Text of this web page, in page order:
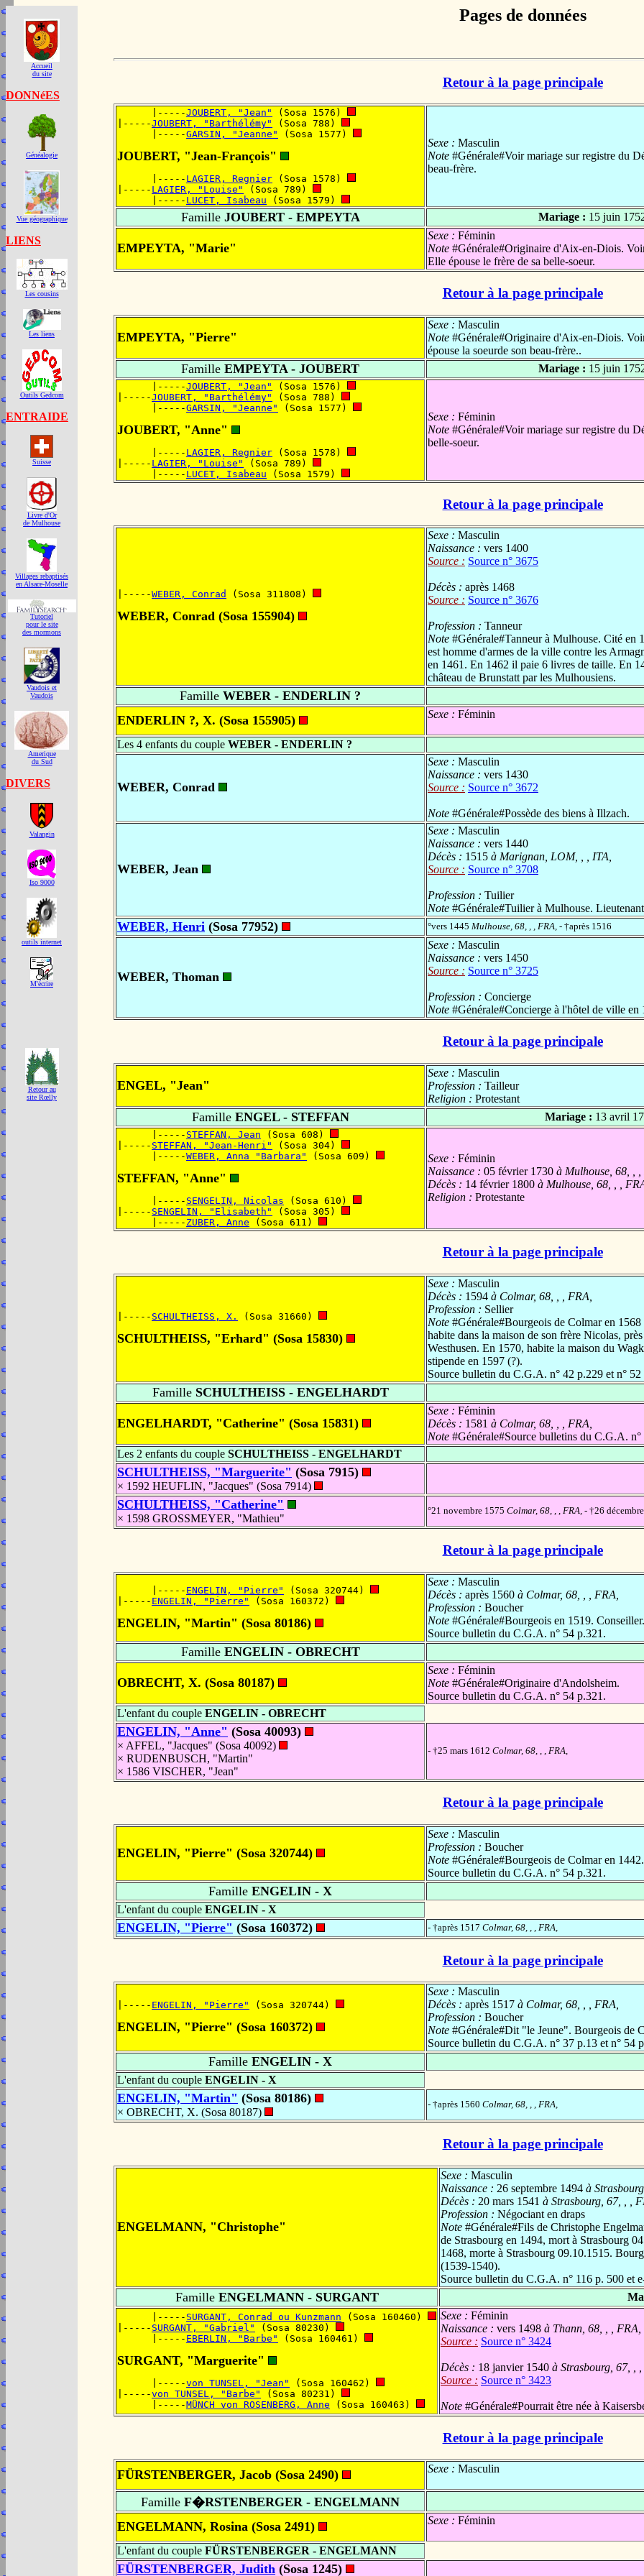
Accueil
du site
DONNéES
Généalogie
Vue géographique
LIENS
Les cousins
Les liens
Outils Gedcom
ENTRAIDE
Suisse
Livre d'Or
de Mulhouse
Villages rebaptisés
en Alsace-Moselle
Tutoriel
pour le site
des mormons
Vaudois et
Vaudois
Amerique
du Sud
DIVERS
Valangin
Iso 9000
outils internet
M'écrire
Retour au
site Rœlly
Pages de données
Retour à la page principale
      |-----
JOUBERT, "Jean"
(Sosa 1576)
|-----JOUBERT, "Barthélémy"
(Sosa 788)
      |-----
GARSIN, "Jeanne" (Sosa 1577)
JOUBERT, "Jean-François"
      |-----
LAGIER, Regnier (Sosa 1578)
|----- LAGIER, "Louise"
(Sosa 789)
      |-----
LUCET, Isabeau (Sosa 1579)
Sexe : Masculin
Note #Générale#Voir mariage sur registre du
beau-frère.
FamilleJOUBERT - EMPEYTA Mariage : 15 juin
EMPEYTA, "Marie"
Sexe : Féminin
Note #Générale#Originaire d'Aix-en-Diois.
Elle épouse le frère de sa belle-soeur.
Retour à la page principale
EMPEYTA, "Pierre"
Sexe : Masculin
Note #Générale#Originaire d'Aix-en-Diois.
épouse la soeurde son beau-frère..
Famille EMPEYTA - JOUBERT Mariage : 15 juin
      |-----
JOUBERT, "Jean"
(Sosa 1576)
|-----JOUBERT, "Barthélémy"
(Sosa 788)
      |-----
GARSIN, "Jeanne" (Sosa 1577)
JOUBERT, "Anne"
      |-----
LAGIER, Regnier (Sosa 1578)
|----- LAGIER, "Louise"
(Sosa 789)
      |-----
LUCET, Isabeau (Sosa 1579)
Sexe : Féminin
Note #Générale#Voir mariage sur registre du
belle-soeur.
Retour à la page principale
|-----WEBER, Conrad (Sosa 311808)
WEBER, Conrad (Sosa 155904)
Sexe : Masculin
Naissance : vers 1400
Source : Source n° 3675
Décès : après 1468
Source : Source n° 3676
Profession : Tanneur
Note #Générale#Tanneur à Mulhouse. Cité
est homme d'armes de la ville contre les
en 1461. En 1462 il paie 6 livres de taille. En
château de Brunstatt par les Mulhousiens.
Famille WEBER - ENDERLIN ?
ENDERLIN ?, X. (Sosa 155905)
Sexe : Féminin
Les 4 enfants du couple WEBER - ENDERLIN ?
WEBER, Conrad
Sexe : Masculin
Naissance : vers 1430
Source : Source n° 3672
Note #Générale#Possède des biens à Illzach.
WEBER, Jean
Sexe : Masculin
Naissance : vers 1440
Décès : 1515 à Marignan, LOM, , , ITA,
Source : Source n° 3708
Profession : Tuilier
Note #Générale#Tuilier à Mulhouse.
WEBER, Henri (Sosa 77952) °vers 1445 Mulhouse, 68, , , FRA, - †après 1516
WEBER, Thoman
Sexe : Masculin
Naissance : vers 1450
Source : Source n° 3725
Profession : Concierge
Note #Générale#Concierge à l'hôtel de ville en
Retour à la page principale
ENGEL, "Jean"
Sexe : Masculin
Profession : Tailleur
Religion : Protestant
FamilleENGEL - STEFFAN Mariage : 13 avril
      |-----
STEFFAN, Jean (Sosa 608)
|----- STEFFAN, "Jean-Henri"
(Sosa 304)
      |-----
WEBER, Anna "Barbara" (Sosa 609)
STEFFAN, "Anne"
      |-----
SENGELIN, Nicolas (Sosa 610)
|----- SENGELIN, "Elisabeth"
(Sosa 305)
      |-----
ZUBER, Anne (Sosa 611)
Sexe : Féminin
Naissance : 05 février 1730 à Mulhouse, 68, ,
Décès : 14 février 1800 à Mulhouse, 68, , ,
Religion : Protestante
Retour à la page principale
|----- SCHULTHEISS, X. (Sosa 31660)
SCHULTHEISS, "Erhard" (Sosa 15830)
Sexe : Masculin
Décès : 1594 à Colmar, 68, , , FRA,
Profession : Sellier
Note #Générale#Bourgeois de Colmar en
habite dans la maison de son frère Nicolas,
Westhusen. En 1570, habite la maison du
stipende en 1597 (?).
Source bulletin du C.G.A. n° 42 p.229 et n°
FamilleSCHULTHEISS - ENGELHARDT
ENGELHARDT, "Catherine" (Sosa 15831)
Sexe : Féminin
Décès : 1581 à Colmar, 68, , , FRA,
Note #Générale#Source bulletins du C.G.A.
Les 2 enfants du couple SCHULTHEISS - ENGELHARDT
SCHULTHEISS, "Marguerite" (Sosa 7915)
× 1592 HEUFLIN, "Jacques" (Sosa 7914)
SCHULTHEISS, "Catherine"
× 1598 GROSSMEYER, "Mathieu"
°21 novembre 1575 Colmar, 68, , , FRA, - †26
Retour à la page principale
      |-----
ENGELIN, "Pierre"
(Sosa 320744)
|----- ENGELIN, "Pierre" (Sosa 160372)
ENGELIN, "Martin" (Sosa 80186)
Sexe : Masculin
Décès : après 1560 à Colmar, 68, , , FRA,
Profession : Boucher
Note #Générale#Bourgeois en 1519. Conseiller.
Source bulletin du C.G.A. n° 54 p.321.
FamilleENGELIN - OBRECHT
OBRECHT, X. (Sosa 80187)
Sexe : Féminin
Note #Générale#Originaire d'Andolsheim.
Source bulletin du C.G.A. n° 54 p.321.
L'enfant du couple ENGELIN - OBRECHT
ENGELIN, "Anne" (Sosa 40093)
× AFFEL, "Jacques" (Sosa 40092)
× RUDENBUSCH, "Martin"
× 1586 VISCHER, "Jean"
- †25 mars 1612 Colmar, 68, , , FRA,
Retour à la page principale
ENGELIN, "Pierre" (Sosa 320744)
Sexe : Masculin
Profession : Boucher
Note #Générale#Bourgeois de Colmar en 1442.
Source bulletin du C.G.A. n° 54 p.321.
Famille ENGELIN - X
L'enfant du couple ENGELIN - X
ENGELIN, "Pierre" (Sosa 160372) - †après 1517 Colmar, 68, , , FRA,
Retour à la page principale
|----- ENGELIN, "Pierre" (Sosa 320744)
ENGELIN, "Pierre" (Sosa 160372)
Sexe : Masculin
Décès : après 1517 à Colmar, 68, , , FRA,
Profession : Boucher
Note #Générale#Dit "le Jeune". Bourgeois de
Source bulletin du C.G.A. n° 37 p.13 et n° 54
Famille ENGELIN - X
L'enfant du couple ENGELIN - X
ENGELIN, "Martin" (Sosa 80186)
× OBRECHT, X. (Sosa 80187)
- †après 1560 Colmar, 68, , , FRA,
Retour à la page principale
ENGELMANN, "Christophe"
Sexe : Masculin
Naissance : 26 septembre 1494 à
Décès : 20 mars 1541 à Strasbourg, 67, , ,
Profession : Négociant en draps
Note #Générale#Fils de Christophe
de Strasbourg en 1494, mort à Strasbourg
1468, morte à Strasbourg 09.10.1515.
(1539-1540).
Source bulletin du C.G.A. n° 116 p. 500 et
FamilleENGELMANN - SURGANT
      |-----
SURGANT, Conrad ou Kunzmann (Sosa 160460)
|----- SURGANT, "Gabriel"
(Sosa 80230)
      |-----
EBERLIN, "Barbe" (Sosa 160461)
SURGANT, "Marguerite"
      |-----
von TUNSEL, "Jean"
(Sosa 160462)
|-----von TUNSEL, "Barbe"
(Sosa 80231)
      |-----
MÜNCH von ROSENBERG, Anne (Sosa 160463)
Sexe : Féminin
Naissance : vers 1498 à Thann, 68, , , FRA,
Source : Source n° 3424
Décès : 18 janvier 1540 à Strasbourg, 67, ,
Source : Source n° 3423
Note #Générale#Pourrait être née à
Retour à la page principale
FÜRSTENBERGER, Jacob (Sosa 2490) Sexe : Masculin
Famille F�RSTENBERGER - ENGELMANN
ENGELMANN, Rosina (Sosa 2491)
Sexe : Féminin
L'enfant du couple FÜRSTENBERGER - ENGELMANN
FÜRSTENBERGER, Judith (Sosa 1245)